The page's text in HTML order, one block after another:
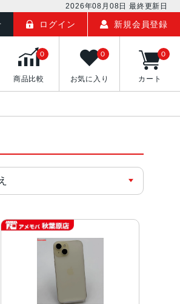
2026年08月08日 最終更新日
ログイン 新規会員登録
商品比較
0
お気に入り
0
カート
0